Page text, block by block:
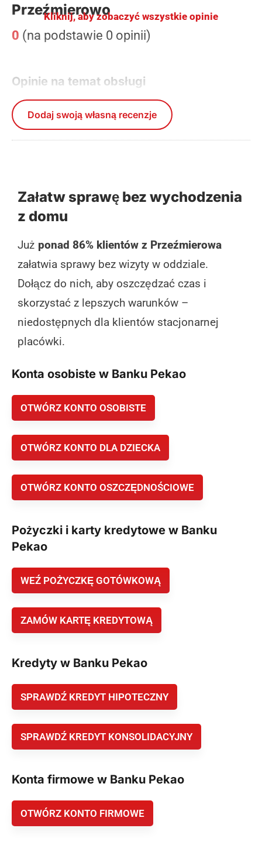
Przeźmierowo
0 (na podstawie 0 opinii)
Opinie na temat obsługi
Kliknij, aby zobaczyć wszystkie opinie
Dodaj swoją własną recenzje
Załatw sprawę bez wychodzenia
z domu
Już ponad 86% klientów z Przeźmierowa
załatwia sprawy bez wizyty w oddziale.
Dołącz do nich, aby oszczędzać czas i
skorzystać z lepszych warunków –
niedostępnych dla klientów stacjonarnej
placówki.
Konta osobiste w Banku Pekao
OTWÓRZ KONTO OSOBISTE
OTWÓRZ KONTO DLA DZIECKA
OTWÓRZ KONTO OSZCZĘDNOŚCIOWE
Pożyczki i karty kredytowe w Banku
Pekao
WEŹ POŻYCZKĘ GOTÓWKOWĄ
ZAMÓW KARTĘ KREDYTOWĄ
Kredyty w Banku Pekao
SPRAWDŹ KREDYT HIPOTECZNY
SPRAWDŹ KREDYT KONSOLIDACYJNY
Konta firmowe w Banku Pekao
OTWÓRZ KONTO FIRMOWE